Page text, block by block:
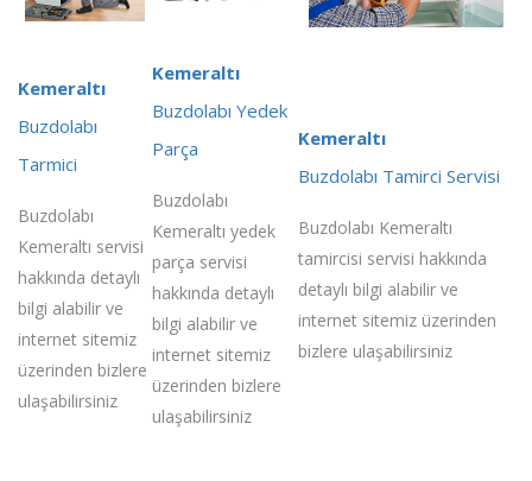
Kemeraltı
Buzdolabı
Tarmici
Buzdolabı
Kemeraltı servisi
hakkında detaylı
bilgi alabilir ve
internet sitemiz
üzerinden bizlere
ulaşabilirsiniz
Kemeraltı
Buzdolabı Yedek
Parça
Buzdolabı
Kemeraltı yedek
parça servisi
hakkında detaylı
bilgi alabilir ve
internet sitemiz
üzerinden bizlere
ulaşabilirsiniz
Kemeraltı
Buzdolabı Tamirci Servisi
Buzdolabı Kemeraltı
tamircisi servisi hakkında
detaylı bilgi alabilir ve
internet sitemiz üzerinden
bizlere ulaşabilirsiniz